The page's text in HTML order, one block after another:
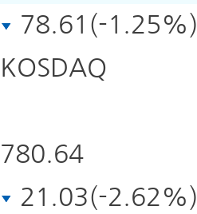
금
실
(0~100%)
능
자
78.61(-1.25%)
KOSDAQ
780.64
21.03(-2.62%)